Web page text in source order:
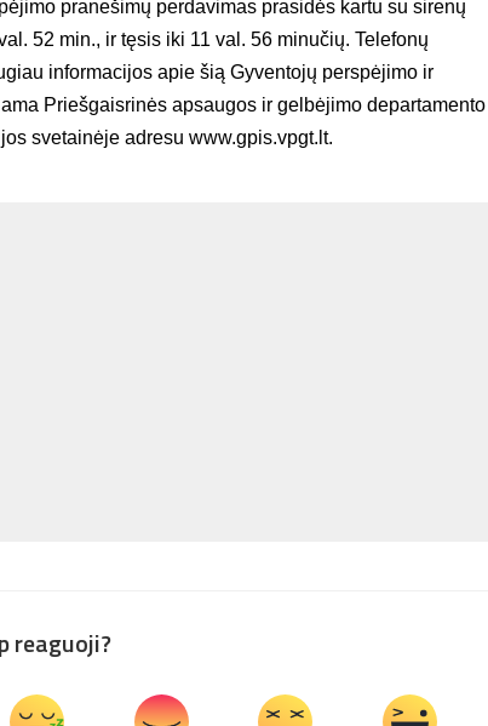
pranešimų perdavimas prasidės kartu su sirenų
52 min., ir tęsis iki 11 val. 56 minučių. Telefonų
informacijos apie šią Gyventojų perspėjimo ir
Priešgaisrinės apsaugos ir gelbėjimo departamento
svetainėje adresu www.gpis.vpgt.lt.
reaguoji?